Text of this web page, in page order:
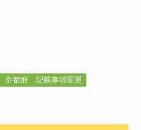
京都府 記載事項変更